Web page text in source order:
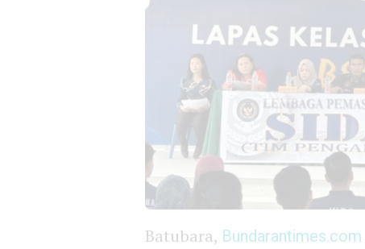
Batubara, Bundarantimes.com